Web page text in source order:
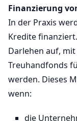
Finanzierung
In der Praxis
Kredite
Darlehen auf,
Treuhandfonds
werden. Dieses
wenn:
die